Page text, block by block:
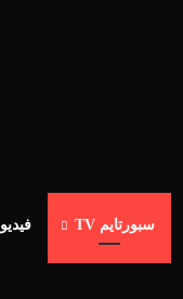
سبورتايم TV فيديو